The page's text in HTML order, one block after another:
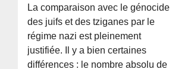
La comparaison avec le génocide
des juifs et des tziganes par le
régime nazi est pleinement
justifiée. Il y a bien certaines
différences : le nombre absolu de